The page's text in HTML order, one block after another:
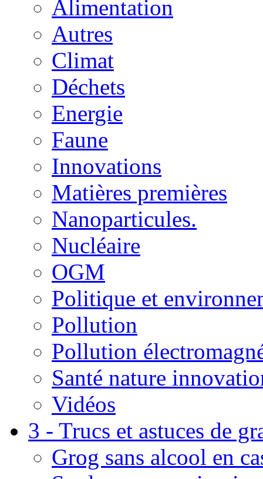
Alimentation
Autres
Climat
Déchets
Energie
Faune
Innovations
Matières premières
Nanoparticules.
Nucléaire
OGM
Politique et
Pollution
Pollution
Santé nature
Vidéos
3 - Trucs et astuces de
Grog sans alcool en